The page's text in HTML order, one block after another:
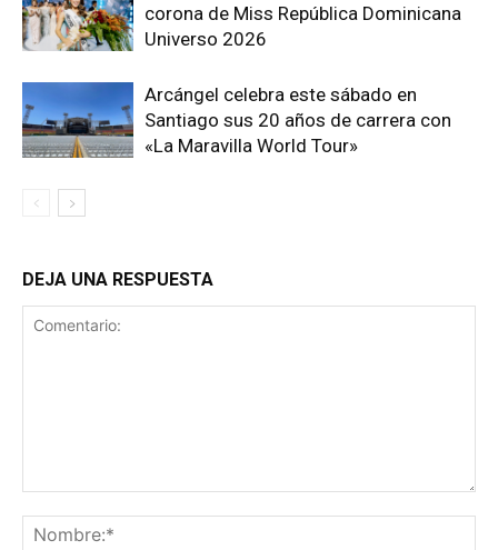
corona de Miss República Dominicana
Universo 2026
Arcángel celebra este sábado en
Santiago sus 20 años de carrera con
«La Maravilla World Tour»
DEJA UNA RESPUESTA